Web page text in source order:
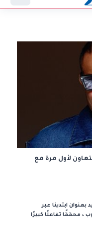
لأول مرة مع
ابتدينا عبر
، محققًا تفاعلًا كبيرًا